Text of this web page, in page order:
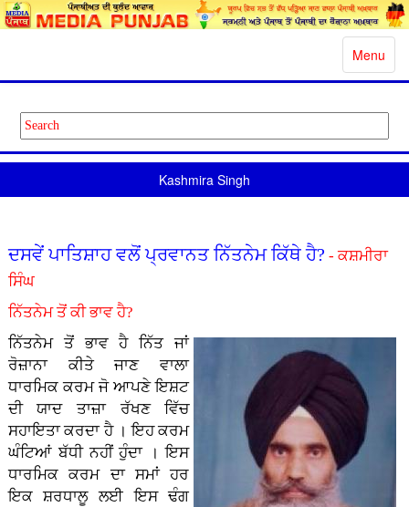
Toggle
Menu
Kashmira Singh
ਦਸਵੇਂ ਪਾਤਿਸ਼ਾਹ ਵਲੋਂ ਪ੍ਰਵਾਨਤ ਨਿੱਤਨੇਮ ਕਿੱਥੇ ਹੈ? - ਕਸ਼ਮੀਰਾ
ਸਿੰਘ
ਨਿੱਤਨੇਮ ਤੋਂ ਕੀ ਭਾਵ ਹੈ?
ਨਿੱਤਨੇਮ ਤੋਂ ਭਾਵ ਹੈ ਨਿੱਤ ਜਾਂ
ਰੋਜ਼ਾਨਾ ਕੀਤੇ ਜਾਣ ਵਾਲਾ
ਧਾਰਮਿਕ ਕਰਮ ਜੋ ਆਪਣੇ ਇਸ਼ਟ
ਦੀ ਯਾਦ ਤਾਜ਼ਾ ਰੱਖਣ ਵਿੱਚ
ਸਹਾਇਤਾ ਕਰਦਾ ਹੈ । ਇਹ ਕਰਮ
ਘੰਟਿਆਂ ਬੱਧੀ ਨਹੀਂ ਹੁੰਦਾ । ਇਸ
ਧਾਰਮਿਕ ਕਰਮ ਦਾ ਸਮਾਂ ਹਰ
ਇਕ ਸ਼ਰਧਾਲੂ ਲਈ ਇਸ ਢੰਗ